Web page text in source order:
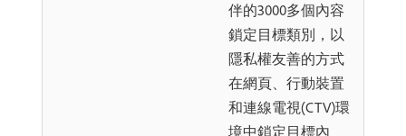
伴的3000多個內容
鎖定目標類別，以
隱私權友善的方式
在網頁、行動裝置
和連線電視(CTV)環
境中鎖定目標內